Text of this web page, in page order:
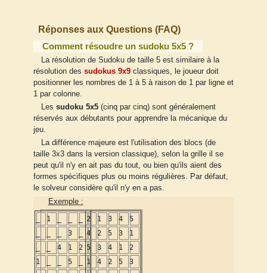
Réponses aux Questions (FAQ)
Comment résoudre un sudoku 5x5 ?
La résolution de Sudoku de taille 5 est similaire à la
résolution des sudokus 9x9 classiques, le joueur doit
positionner les nombres de 1 à 5 à raison de 1 par ligne et
1 par colonne.
Les sudoku 5x5(cinq par cinq) sont généralement
réservés aux débutants pour apprendre la mécanique du
jeu.
La différence majeure est l'utilisation des blocs (de
taille 3x3 dans la version classique), selon la grille il se
peut qu'il n'y en ait pas du tout, ou bien qu'ils aient des
formes spécifiques plus ou moins régulières. Par défaut,
le solveur considère qu'il n'y en a pas.
Exemple :
1
3
4 1
2
1
5
2 1 3 4
5
4
2 5 3
1
5
3 4 1
2
1
4 2 5
3